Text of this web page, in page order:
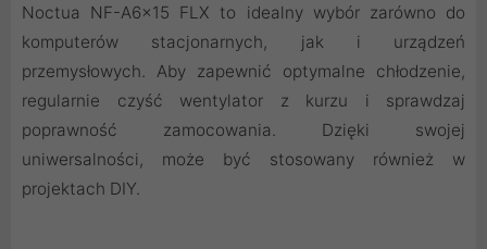
Noctua NF-A6x15 FLX to idealny wybór zarówno do
komputerów stacjonarnych, jak i urządzeń
przemysłowych. Aby zapewnić optymalne chłodzenie,
regularnie czyść wentylator z kurzu i sprawdzaj
poprawność zamocowania. Dzięki swojej
uniwersalności, może być stosowany również w
projektach DIY.